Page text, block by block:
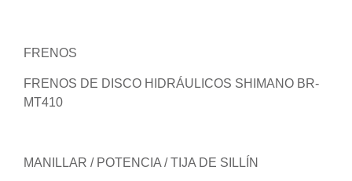
FRENOS
FRENOS DE DISCO HIDRÁULICOS SHIMANO BR-
MT410
MANILLAR / POTENCIA / TIJA DE SILLÍN